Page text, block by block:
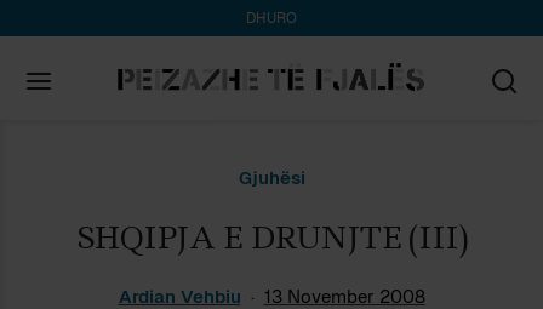
DHURO
Gjuhësi
SHQIPJA E DRUNJTE (III)
Ardian Vehbiu 13 November 2008